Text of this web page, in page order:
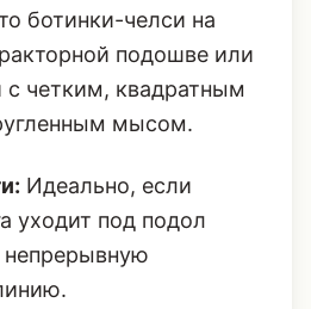
ботинки-челси на
подошве или
с четким, квадратным
мысом.
Идеально, если
уходит под подол